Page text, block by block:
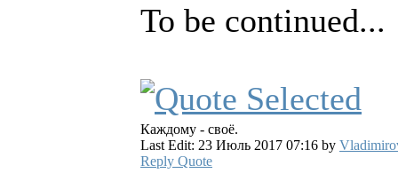
To be continued...
Каждому - своё.
Last Edit: 23 Июль 2017 07:16 by
Reply Quote